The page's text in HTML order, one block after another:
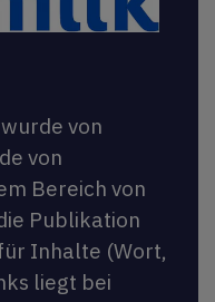
von
von
Bereich von
Publikation
Inhalte (Wort,
liegt bei